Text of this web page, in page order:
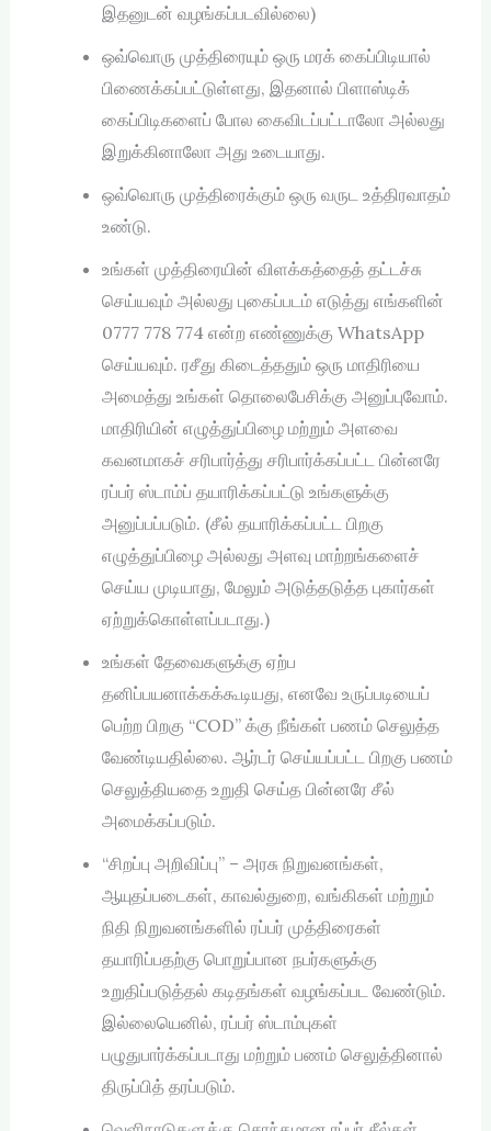
இதனுடன் வழங்கப்படவில்லை)
ஒவ்வொரு முத்திரையும் ஒரு மரக் கைப்பிடியால்
பிணைக்கப்பட்டுள்ளது, இதனால் பிளாஸ்டிக்
கைப்பிடிகளைப் போல கைவிடப்பட்டாலோ அல்லது
இறுக்கினாலோ அது உடையாது.
ஒவ்வொரு முத்திரைக்கும் ஒரு வருட உத்திரவாதம்
உண்டு.
உங்கள் முத்திரையின் விளக்கத்தைத் தட்டச்சு
செய்யவும் அல்லது புகைப்படம் எடுத்து எங்களின்
0777 778 774 என்ற எண்ணுக்கு WhatsApp
செய்யவும். ரசீது கிடைத்ததும் ஒரு மாதிரியை
அமைத்து உங்கள் தொலைபேசிக்கு அனுப்புவோம்.
மாதிரியின் எழுத்துப்பிழை மற்றும் அளவை
கவனமாகச் சரிபார்த்து சரிபார்க்கப்பட்ட பின்னரே
ரப்பர் ஸ்டாம்ப் தயாரிக்கப்பட்டு உங்களுக்கு
அனுப்பப்படும். (சீல் தயாரிக்கப்பட்ட பிறகு
எழுத்துப்பிழை அல்லது அளவு மாற்றங்களைச்
செய்ய முடியாது, மேலும் அடுத்தடுத்த புகார்கள்
ஏற்றுக்கொள்ளப்படாது.)
உங்கள் தேவைகளுக்கு ஏற்ப
தனிப்பயனாக்கக்கூடியது, எனவே உருப்படியைப்
பெற்ற பிறகு “COD” க்கு நீங்கள் பணம் செலுத்த
வேண்டியதில்லை. ஆர்டர் செய்யப்பட்ட பிறகு பணம்
செலுத்தியதை உறுதி செய்த பின்னரே சீல்
அமைக்கப்படும்.
“சிறப்பு அறிவிப்பு” – அரசு நிறுவனங்கள்,
ஆயுதப்படைகள், காவல்துறை, வங்கிகள் மற்றும்
நிதி நிறுவனங்களில் ரப்பர் முத்திரைகள்
தயாரிப்பதற்கு பொறுப்பான நபர்களுக்கு
உறுதிப்படுத்தல் கடிதங்கள் வழங்கப்பட வேண்டும்.
இல்லையெனில், ரப்பர் ஸ்டாம்புகள்
பழுதுபார்க்கப்படாது மற்றும் பணம் செலுத்தினால்
திருப்பித் தரப்படும்.